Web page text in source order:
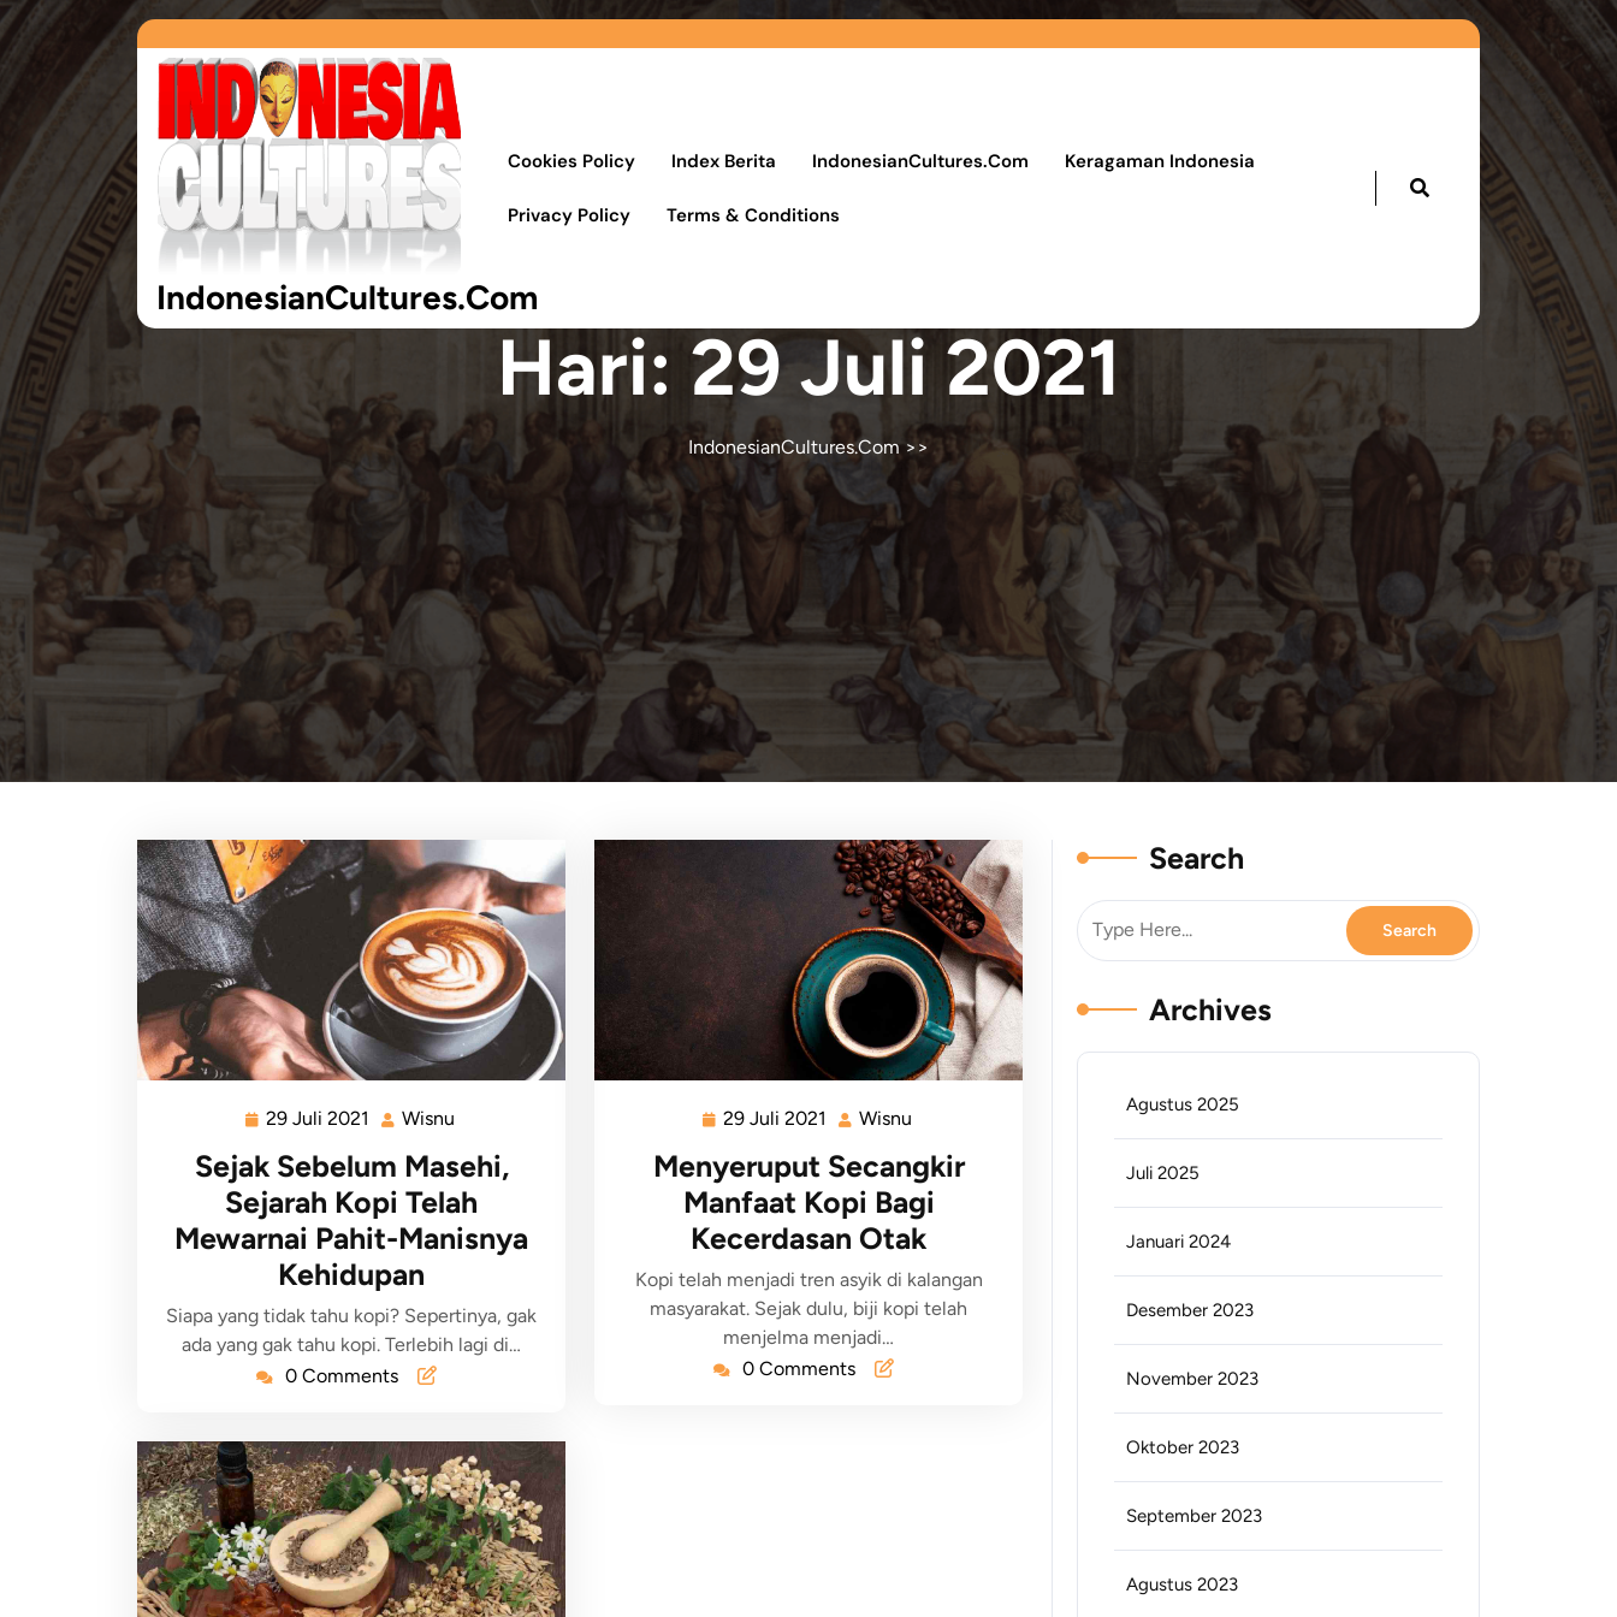
IndonesianCultures.Com
Cookies Policy Index Berita IndonesianCultures.Com Keragaman Indonesia
Privacy Policy Terms & Conditions
Hari: 29 Juli 2021
IndonesianCultures.Com>>
29 Juli 2021 Wisnu
Sejak Sebelum Masehi,
Sejarah Kopi Telah
Mewarnai Pahit-Manisnya
Kehidupan
Siapa yang tidak tahu kopi? Sepertinya, gak
ada yang gak tahu kopi. Terlebih lagi di…
0 Comments
29 Juli 2021 Wisnu
Menyeruput Secangkir
Manfaat Kopi Bagi
Kecerdasan Otak
Kopi telah menjadi tren asyik di kalangan
masyarakat. Sejak dulu, biji kopi telah
menjelma menjadi…
0 Comments
Search
Archives
Agustus 2025
Juli 2025
Januari 2024
Desember 2023
November 2023
Oktober 2023
September 2023
Agustus 2023